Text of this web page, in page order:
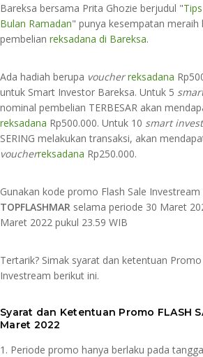
Bareksa bersama Prita Ghozie berjudul "
Bulan Ramadan" punya kesempatan
pembelian reksadana di Bareksa.
Ada hadiah berupa voucherreksadana
untuk Smart Investor Bareksa. Untuk 5
nominal pembelian TERBESAR akan
reksadana Rp500.000. Untuk 10 smart
SERING melakukan transaksi, akan
voucherreksadana Rp250.000.
Gunakan kode promo Flash Sale Investream
TOPFLASHMAR selama periode 30 Maret
Maret 2022 pukul 23.59 WIB⁣
Tertarik? Simak syarat dan ketentuan Promo
Investream berikut ini.
Syarat dan Ketentuan Promo FLASH
Maret 2022
1. Periode promo hanya berlaku pada